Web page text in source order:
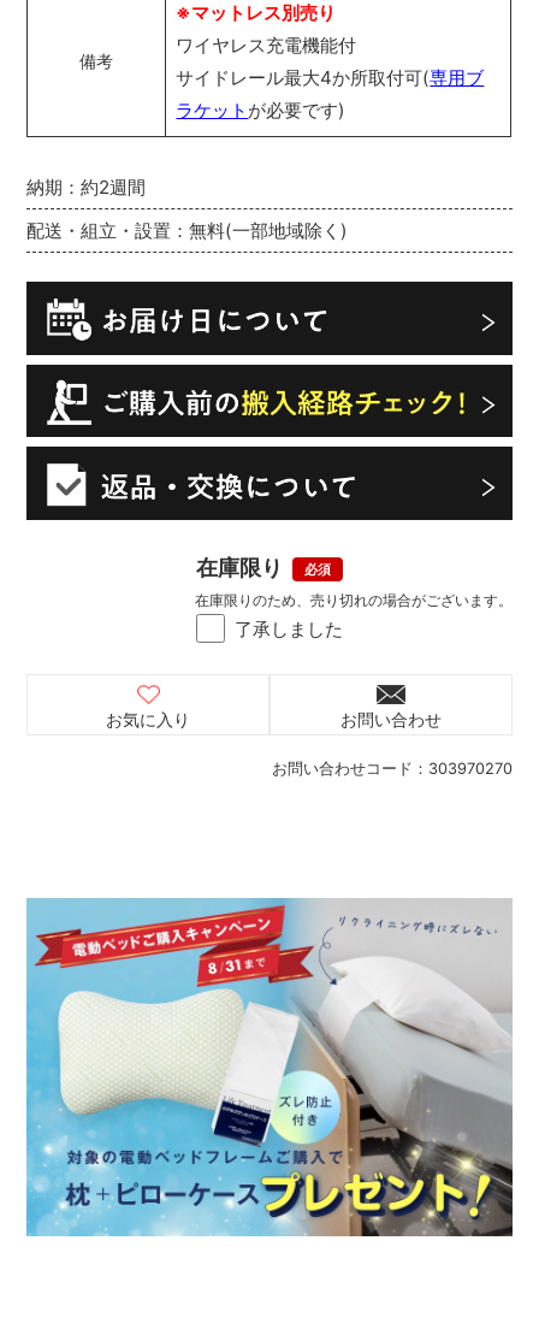
お問い合わせコード： 303970270
納期：約2週間
配送・組立・設置：無料(一部地域除く)
在庫限り
了承しました
在庫限りのため、売り切れの場合がございます。
お気に入り お問い合わせ
備考
※マットレス別売り
ワイヤレス充電機能付
サイドレール最大4か所取付可(専用ブ
ラケット が必要です)